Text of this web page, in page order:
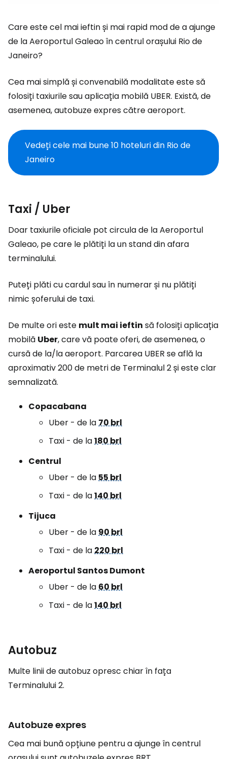
Care este cel mai ieftin și mai rapid mod de a ajunge
de la Aeroportul Galeao în centrul orașului Rio de
Janeiro?
Cea mai simplă și convenabilă modalitate este să
folosiți taxiurile sau aplicația mobilă UBER. Există, de
asemenea, autobuze expres către aeroport.
Vedeți cele mai bune 10 hoteluri din Rio de
Janeiro
Taxi / Uber
Doar taxiurile oficiale pot circula de la Aeroportul
Galeao, pe care le plătiți la un stand din afara
terminalului.
Puteți plăti cu cardul sau în numerar și nu plătiți
nimic șoferului de taxi.
De multe ori este mult mai ieftin să folosiți aplicația
mobilă Uber, care vă poate oferi, de asemenea, o
cursă de la/la aeroport. Parcarea UBER se află la
aproximativ 200 de metri de Terminalul 2 și este clar
semnalizată.
Copacabana
Uber - de la70 brl
Taxi - de la180 brl
Centrul
Uber - de la55 brl
Taxi - de la140 brl
Tijuca
Uber - de la90 brl
Taxi - de la220 brl
Aeroportul Santos Dumont
Uber - de la60 brl
Taxi - de la140 brl
Autobuz
Multe linii de autobuz opresc chiar în fața
Terminalului 2.
Autobuze expres
Cea mai bună opțiune pentru a ajunge în centrul